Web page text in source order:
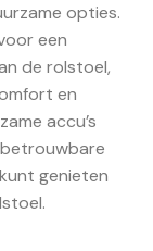
opties.
een
de rolstoel,
en
accu’s
genieten